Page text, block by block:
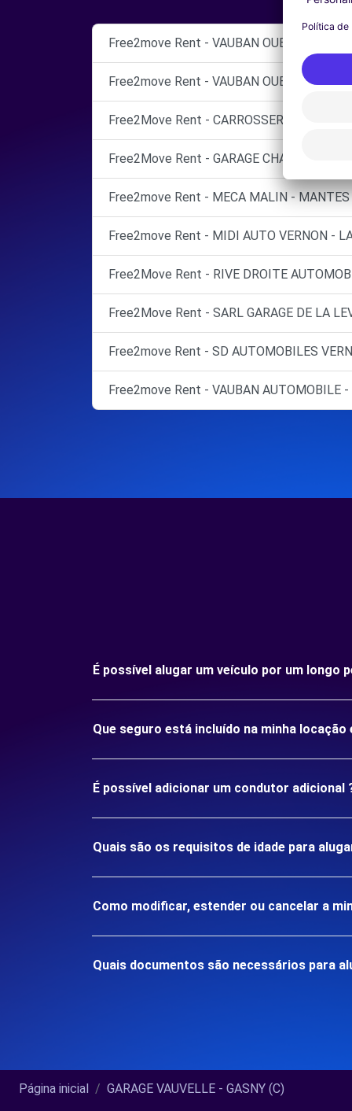
Free2move Rent - VAUBAN OUEST AUTO -
Free2move Rent - VAUBAN OUEST AUTO -
Free2Move Rent - CARROSSERIE
Free2Move Rent - GARAGE CHAMPAGNE -
Free2move Rent - MECA MALIN -
Free2move Rent - MIDI AUTO VERNON -
Free2Move Rent - RIVE DROITE
Free2Move Rent - SARL GARAGE DE LA
Free2move Rent - SD AUTOMOBILES
Free2move Rent - VAUBAN AUTOMOBILE -
É possível alugar um veículo por um longo
Que seguro está incluído na minha locação
É possível adicionar um condutor adicional
Quais são os requisitos de idade para
Como modificar, estender ou cancelar a
Quais documentos são necessários para
Página inicial GARAGE VAUVELLE - GASNY (C)